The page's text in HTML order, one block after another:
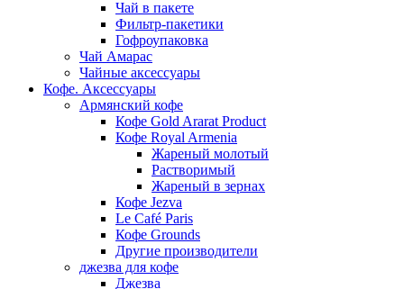
Чай в пакете
Фильтр-пакетики
Гофроупаковка
Чай Амарас
Чайные аксессуары
Кофе. Аксессуары
Армянский кофе
Кофе Gold Ararat Product
Кофе Royal Armenia
Жареный молотый
Растворимый
Жареный в зернах
Кофе Jezva
Le Café Paris
Кофе Grounds
Другие производители
джезва для кофе
Джезва